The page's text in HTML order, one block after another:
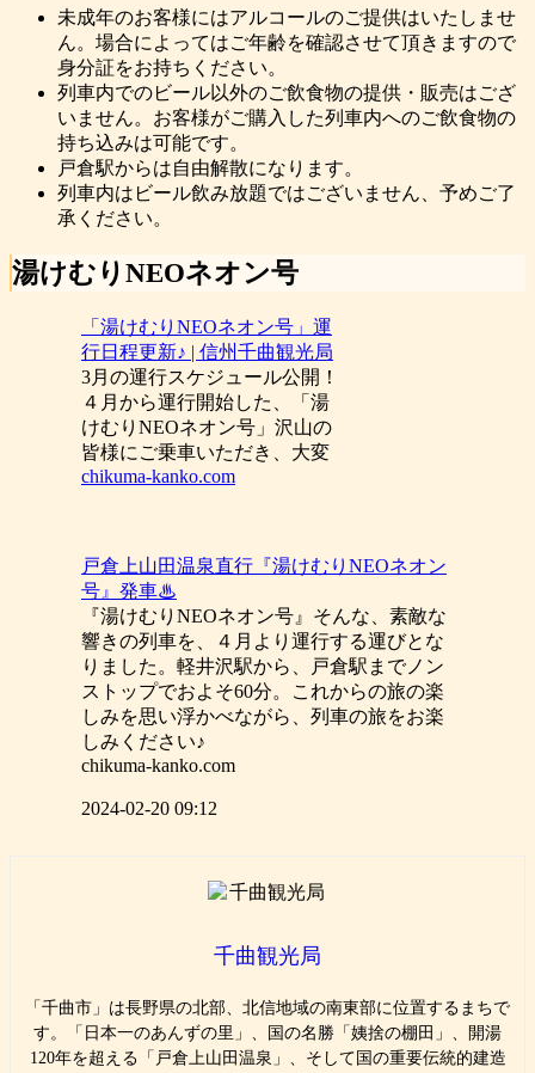
未成年のお客様にはアルコールのご提供はいたしませ
ん。場合によってはご年齢を確認させて頂きますので
身分証をお持ちください。
列車内でのビール以外のご飲食物の提供・販売はござ
いません。お客様がご購入した列車内へのご飲食物の
持ち込みは可能です。
戸倉駅からは自由解散になります。
列車内はビール飲み放題ではございません、予めご了
承ください。
湯けむりNEOネオン号
「湯けむりNEOネオン号」運
行日程更新♪ | 信州千曲観光局
3月の運行スケジュール公開！
４月から運行開始した、「湯
けむりNEOネオン号」沢山の
皆様にご乗車いただき、大変
chikuma-kanko.com
戸倉上山田温泉直行『湯けむりNEOネオン
号』発車♨
『湯けむりNEOネオン号』そんな、素敵な
響きの列車を、４月より運行する運びとな
りました。軽井沢駅から、戸倉駅までノン
ストップでおよそ60分。これからの旅の楽
しみを思い浮かべながら、列車の旅をお楽
しみください♪
chikuma-kanko.com
2024-02-20 09:12
千曲観光局
「千曲市」は長野県の北部、北信地域の南東部に位置するまちで
す。「日本一のあんずの里」、国の名勝「姨捨の棚田」、開湯
120年を超える「戸倉上山田温泉」、そして国の重要伝統的建造